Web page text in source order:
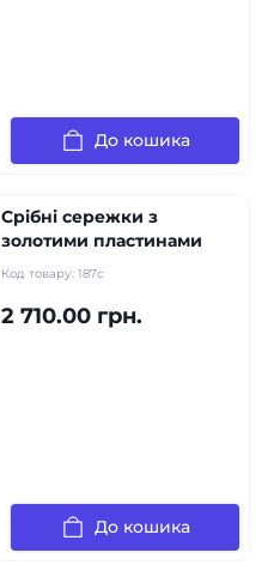
До кошика
Срібні сережки з
золотими пластинами
Код товару: 187с
2 710.00 грн.
До кошика